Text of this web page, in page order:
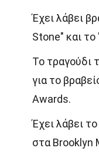
Έχει λάβει
Stone" και
Το τραγούδι
για το
Awards.
Έχει λάβει
στα Brooklyn